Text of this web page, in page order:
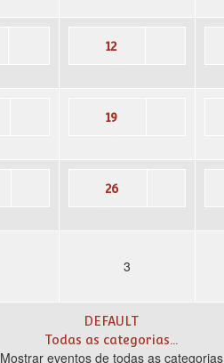
12
19
26
3
DEFAULT
Todas as categorias...
Mostrar eventos de todas as categorias